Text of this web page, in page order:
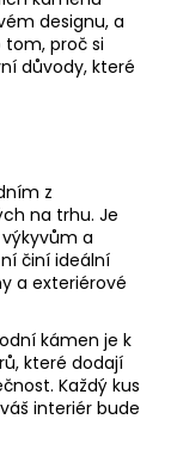
designu, a
tom, proč si
důvody, které
z
na trhu. Je
a
činí ideální
a exteriérové
kámen je k
které dodají
Každý kus
interiér bude